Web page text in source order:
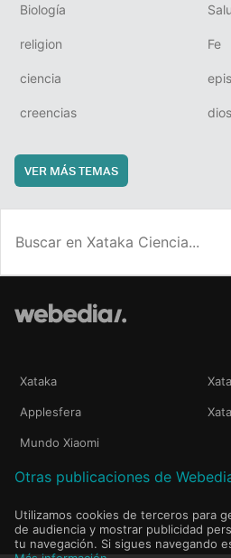
Biología
religion Fe
ciencia
creencias dios
VER MÁS TEMAS
Xataka
Applesfera
Mundo Xiaomi
Otras publicaciones de
Utilizamos cookies de terceros para
de audiencia y mostrar publicidad
tu navegación. Si sigues navegando